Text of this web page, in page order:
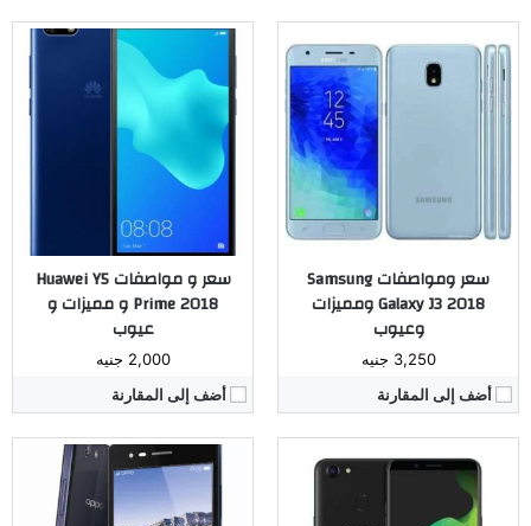
سعر ومواصفات Samsung
Galaxy J3 2018 ومميزات
وعيوب
3,250 جنيه
أضف إلى المقارنة
سعر و مواصفات Huawei Y5
Prime 2018 و مميزات و
عيوب
2,000 جنيه
أضف إلى المقارنة
المُعالج:
الكاميرا:
البطارية:ليثيوم أيون بسعة 3200 ملّي أمبير
أندرويد 7.1 نوجا
مراجعة كاملة ←
المُعالج:
الكاميرا:
خلفية بدقة 8 ميجا بيكسل / أمامية بدقة 2 ميجا بيكسل
ذاكرة داخليه / رام:
الشاشة:IPS LCD بحجم 4.5 بوصة
البطارية:
نظام التشغيل:أندرويد 4.4.2 كيت كات
مراجعة كاملة ←
المُعالج:Snapdragon 888+ 5G
الكاميرا:
ذاكرة داخليه / رام:
512 / 12 جيجابايت
المُعالج:
الكاميرا:خلفية 8 ميجا بكسل، أمامية 5 ميجا بكسل